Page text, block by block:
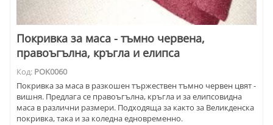
Покривка за маса - тъмно червена,
правоъгълна, кръгла и елипса
Код: POK0060
Покривка за маса в разкошен тържествен тъмно червен цвят -
вишня. Предлага се правоъгълна, кръгла и за елипсовидна
маса в различни размери. Подходяща за както за Великденска
покривка, така и за коледна едновременно.